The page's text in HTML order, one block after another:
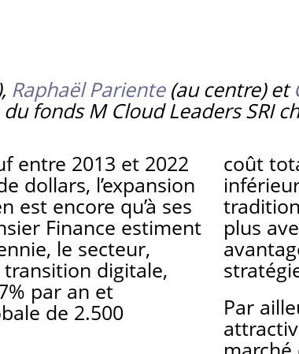
Raphaël Pariente(au centre) et
fonds M Cloud Leaders SRI
entre 2013 et 2022
dollars, l’expansion
est encore qu’à ses
Finance estiment
le secteur,
digitale,
par an et
de 2.500
coût
plus
Par